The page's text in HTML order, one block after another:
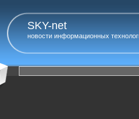
SKY-net
новости информационных